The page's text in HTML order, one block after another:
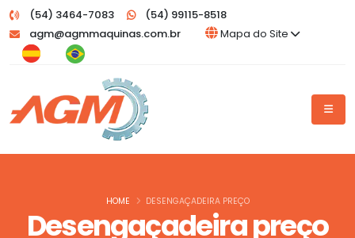
(54) 3464-7083
(54) 99115-8518
agm@agmmaquinas.com.br
Mapa do Site
Desengaçadeira preço
HOME DESENGAÇADEIRA PREÇO